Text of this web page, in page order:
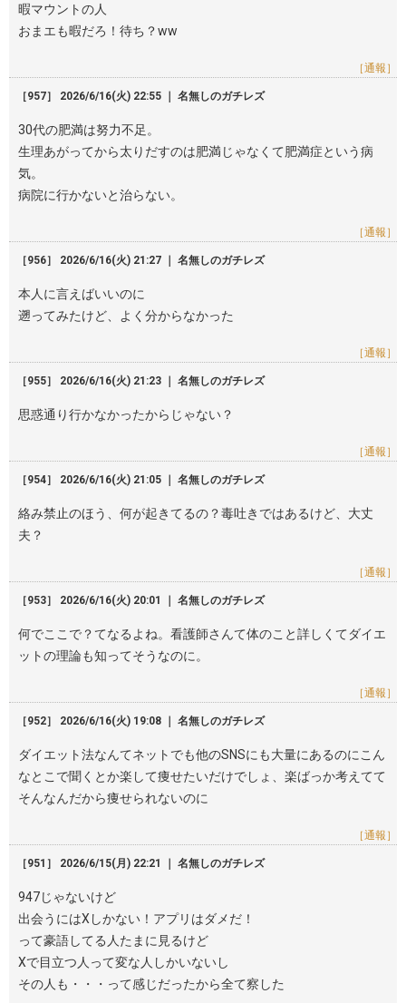
暇マウントの人
おまエも暇だろ！待ち？ww
［通報］
［957］ 2026/6/16(火) 22:55 ｜ 名無しのガチレズ
30代の肥満は努力不足。
生理あがってから太りだすのは肥満じゃなくて肥満症という病
気。
病院に行かないと治らない。
［通報］
［956］ 2026/6/16(火) 21:27 ｜ 名無しのガチレズ
本人に言えばいいのに
遡ってみたけど、よく分からなかった
［通報］
［955］ 2026/6/16(火) 21:23 ｜ 名無しのガチレズ
思惑通り行かなかったからじゃない？
［通報］
［954］ 2026/6/16(火) 21:05 ｜ 名無しのガチレズ
絡み禁止のほう、何が起きてるの？毒吐きではあるけど、大丈
夫？
［通報］
［953］ 2026/6/16(火) 20:01 ｜ 名無しのガチレズ
何でここで？てなるよね。看護師さんて体のこと詳しくてダイエ
ットの理論も知ってそうなのに。
［通報］
［952］ 2026/6/16(火) 19:08 ｜ 名無しのガチレズ
ダイエット法なんてネットでも他のSNSにも大量にあるのにこん
なとこで聞くとか楽して痩せたいだけでしょ、楽ばっか考えてて
そんなんだから痩せられないのに
［通報］
［951］ 2026/6/15(月) 22:21 ｜ 名無しのガチレズ
947じゃないけど
出会うにはXしかない！アプリはダメだ！
って豪語してる人たまに見るけど
Xで目立つ人って変な人しかいないし
その人も・・・って感じだったから全て察した